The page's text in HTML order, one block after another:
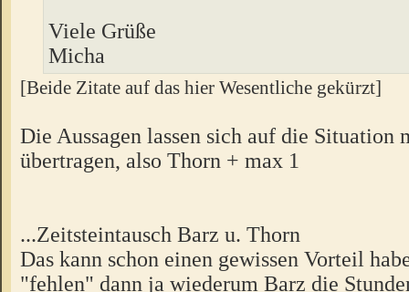
Viele Grüße
Micha
[Beide Zitate auf das hier Wesentliche gekürzt]
Die Aussagen lassen sich auf die Situation
übertragen, also Thorn + max 1
...Zeitsteintausch Barz u. Thorn
Das kann schon einen gewissen Vorteil
"fehlen" dann ja wiederum Barz die